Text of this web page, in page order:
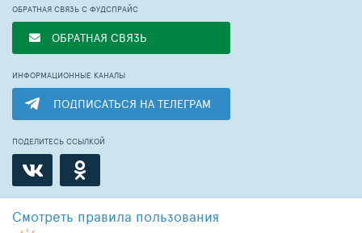
ОБРАТНАЯ СВЯЗЬ С ФУДСПРАЙС
ОБРАТНАЯ СВЯЗЬ
ИНФОРМАЦИОННЫЕ КАНАЛЫ
ПОДПИСАТЬСЯ НА ТЕЛЕГРАМ
ПОДЕЛИТЕСЬ ССЫЛКОЙ
Смотреть правила пользования